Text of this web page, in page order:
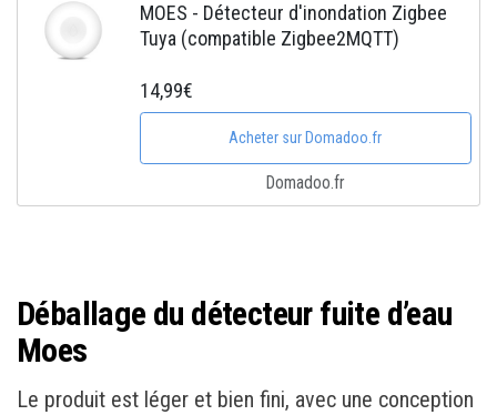
MOES - Détecteur d'inondation Zigbee
Tuya (compatible Zigbee2MQTT)
14,99€
Acheter sur Domadoo.fr
Domadoo.fr
Déballage du détecteur fuite d’eau
Moes
Le produit est léger et bien fini, avec une conception